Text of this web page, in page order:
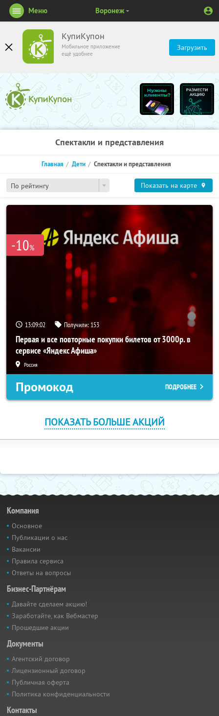
КупиКупон
Мобильное приложение
ещё удобнее
Загрузить
Меню Воронеж
Спектакли и представления
По рейтингу
Главная Дети Спектакли и представления
Показать на карте
-10%
13:09:01 Получили: 153
Первая и все повторные покупки билетов от 3000р. в
сервисе «Яндекс Афиша»
Россия
Промокод ПОДРОБНЕЕ
ПОКАЗАТЬ БОЛЬШЕ АКЦИЙ
Компания
Основное
Публикации о нас
Вакансии
Правила сервиса
Ответы на вопросы
Бизнес-Партнёрам
Давайте сделаем акцию!
Заработайте, как Вебмастер
Прошедшие акции
Документы
Агентский договор
Лицензионный договор
Публичная оферта
Политика конфиденциальности
Контакты